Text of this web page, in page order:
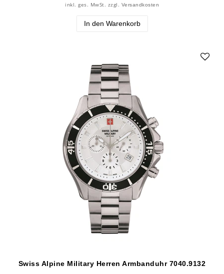
inkl. ges. MwSt. zzgl. Versandkosten
In den Warenkorb
Swiss Alpine Military Herren Armbanduhr 7040.9132